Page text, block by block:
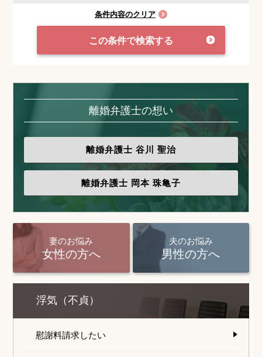
条件内容のクリア
この条件で検索する
離婚弁護士の想い
離婚弁護士 谷川 聖治
離婚弁護士 岡本 珠亀子
妻のお悩み
女性の方へ
夫のお悩み
男性の方へ
浮気（不貞）
慰謝料請求したい